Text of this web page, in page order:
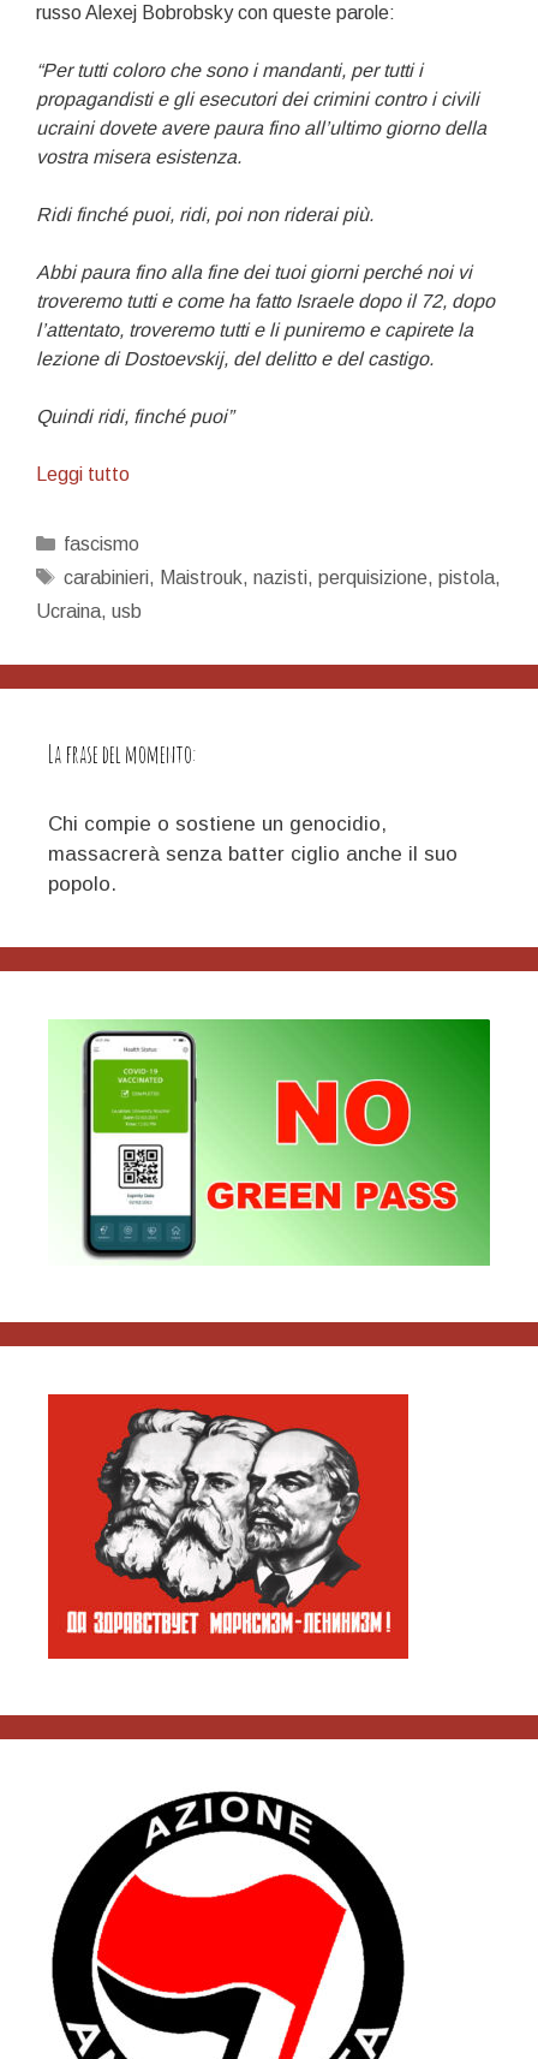
russo Alexej Bobrobsky con queste parole:
“Per tutti coloro che sono i mandanti, per tutti i
propagandisti e gli esecutori dei crimini contro i civili
ucraini dovete avere paura fino all’ultimo giorno della
vostra misera esistenza.
Ridi finché puoi, ridi, poi non riderai più.
Abbi paura fino alla fine dei tuoi giorni perché noi vi
troveremo tutti e come ha fatto Israele dopo il 72, dopo
l’attentato, troveremo tutti e li puniremo e capirete la
lezione di Dostoevskij, del delitto e del castigo.
Quindi ridi, finché puoi”
Leggi tuttoNazisti,
Categorie
fascismo
Tag
carabinieri, Maistrouk, nazisti, perquisizione, pistola,
Ucraina, usb
La frase del momento:
Chi compie o sostiene un genocidio,
massacrerà senza batter ciglio anche il suo
popolo.